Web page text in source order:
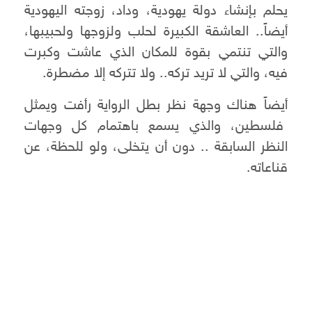
يحلم بإنشاء دولة يهودية، وداد، زوجته اليهودية
أيضاً.. العاشقة الكبيرة لحلب ولزوجها ولحبيبها،
والتي تنتمي بقوة للمكان الذي عاشت وكبرت
فيه، والتي لا تريد تركه.. ولا تتركه إلا مضطرة.
أيضاً هناك وجهة نظر بطل الرواية رأفت ويمثل
فلسطين، والذي يسمع باهتمام كل وجهات
النظر السابقة .. دون أن يتخلى، ولو للحظة، عن
قناعاته.